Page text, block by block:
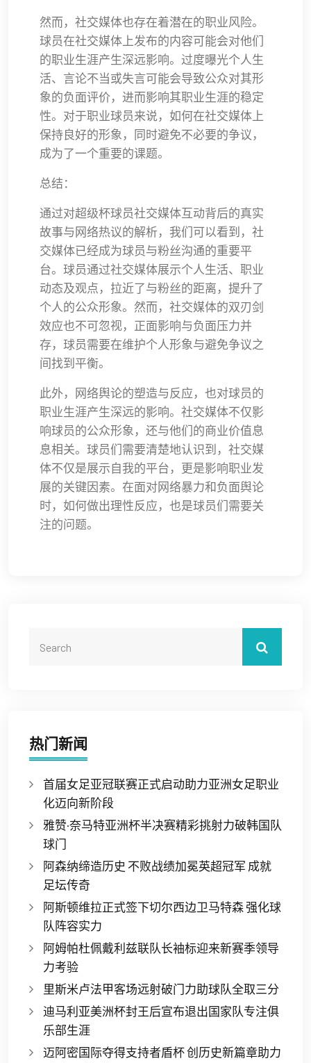
然而，社交媒体也存在着潜在的职业风险。
球员在社交媒体上发布的内容可能会对他们
的职业生涯产生深远影响。过度曝光个人生
活、言论不当或失言可能会导致公众对其形
象的负面评价，进而影响其职业生涯的稳定
性。对于职业球员来说，如何在社交媒体上
保持良好的形象，同时避免不必要的争议，
成为了一个重要的课题。
总结：
通过对超级杯球员社交媒体互动背后的真实
故事与网络热议的解析，我们可以看到，社
交媒体已经成为球员与粉丝沟通的重要平
台。球员通过社交媒体展示个人生活、职业
动态及观点，拉近了与粉丝的距离，提升了
个人的公众形象。然而，社交媒体的双刃剑
效应也不可忽视，正面影响与负面压力并
存，球员需要在维护个人形象与避免争议之
间找到平衡。
此外，网络舆论的塑造与反应，也对球员的
职业生涯产生深远的影响。社交媒体不仅影
响球员的公众形象，还与他们的商业价值息
息相关。球员们需要清楚地认识到，社交媒
体不仅是展示自我的平台，更是影响职业发
展的关键因素。在面对网络暴力和负面舆论
时，如何做出理性反应，也是球员们需要关
注的问题。
热门新闻
首届女足亚冠联赛正式启动助力亚洲女足职业
化迈向新阶段
雅赞·奈马特亚洲杯半决赛精彩挑射力破韩国队
球门
阿森纳缔造历史 不败战绩加冕英超冠军 成就
足坛传奇
阿斯顿维拉正式签下切尔西边卫马特森 强化球
队阵容实力
阿姆帕杜佩戴利兹联队长袖标迎来新赛季领导
力考验
里斯米卢法甲客场远射破门力助球队全取三分
迪马利亚美洲杯封王后宣布退出国家队专注俱
乐部生涯
迈阿密国际夺得支持者盾杯 创历史新篇章助力